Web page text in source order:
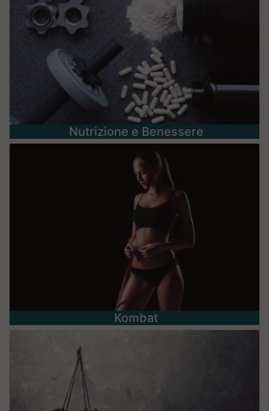
Nutrizione e Benessere
Kombat